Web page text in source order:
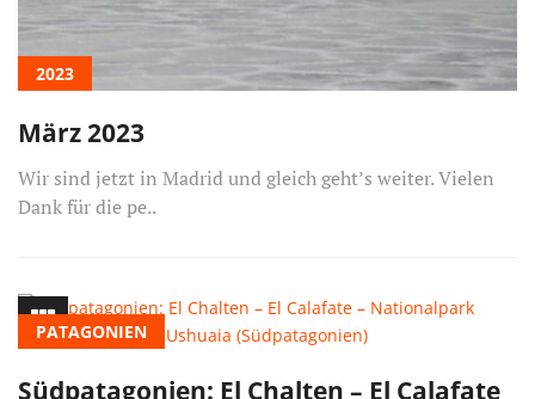
2023
März 2023
Wir sind jetzt in Madrid und gleich geht’s weiter. Vielen
Dank für die pe..
PATAGONIEN
Südpatagonien: El Chalten – El Calafate